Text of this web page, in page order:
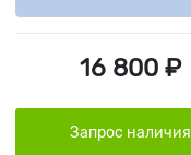
16 800 ₽
Запрос наличия